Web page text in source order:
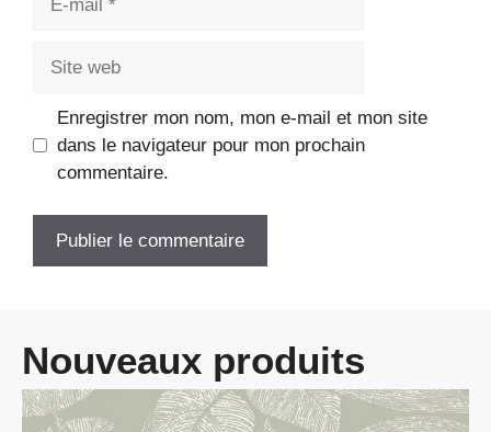
Enregistrer mon nom, mon e-mail et mon site
dans le navigateur pour mon prochain
commentaire.
Nouveaux produits